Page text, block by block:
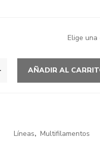
AÑADIR AL
Líneas, Multifilamentos